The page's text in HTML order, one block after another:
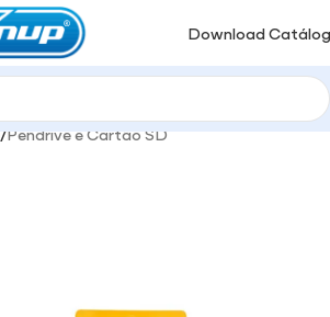
Download
/Pendrive e Cartão SD